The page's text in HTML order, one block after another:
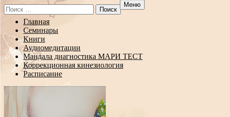
Search
for:
Меню
Перейти
содержанию
Главная
Семинары
Книги
Аудиомедитации
Мандала диагностика МАРИ ТЕСТ
Коррекционная кинезиология
Расписание